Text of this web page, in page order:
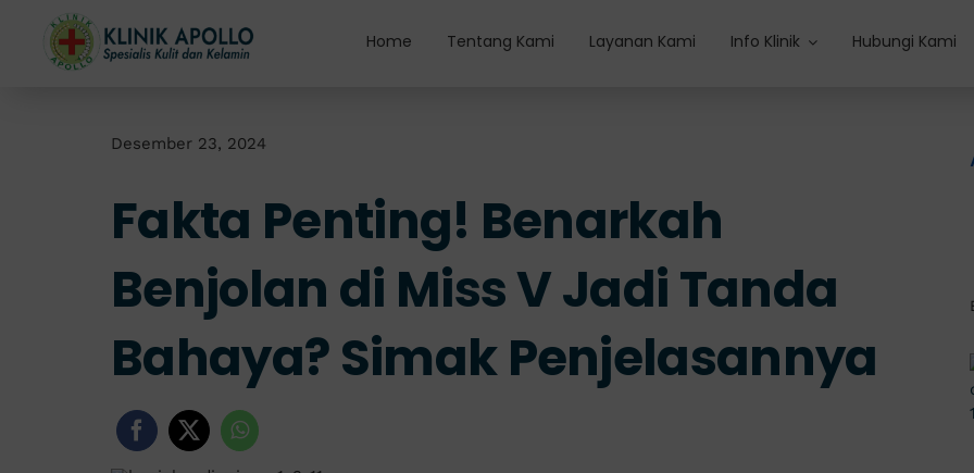
content
Home Tentang Kami Layanan Kami Info Klinik Hubungi Kami
Desember 23, 2024
Fakta Penting! Benarkah
Benjolan di Miss V Jadi Tanda
Bahaya? Simak Penjelasannya